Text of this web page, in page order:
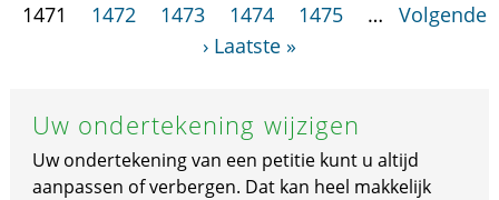
1471
1472 1473 1474 1475 …
Volgende
› Laatste »
Uw ondertekening wijzigen
Uw ondertekening van een petitie kunt u altijd
aanpassen of verbergen. Dat kan heel makkelijk